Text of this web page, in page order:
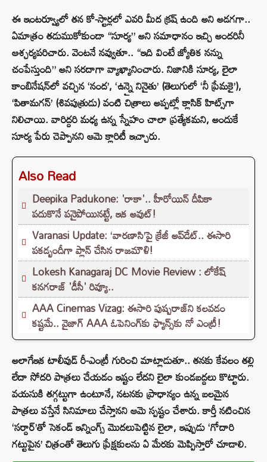
ఈ ఇంటర్వ్యూలో తన కో-స్టార్లలో ఎవరి మీద క్రష్ ఉంది అని అడగగా..
ఏమాత్రం తడుముకోకుండా “సూర్య” అని సమాధానం ఇచ్చి అందరినీ
ఆశ్చర్యపరిచారు. వెంటనే నవ్వుతూ.. “ఇది వింటే జ్యోతిక నన్ను
చంపేస్తుంది” అని సరదాగా వ్యాఖ్యానించారు. నిజానికి సూర్య, లైలా
కాంబినేషన్‌లో వచ్చిన ‘నంద’, ‘ఉన్నై నినైతు’ (తెలుగులో ‘నీ ప్రేమకై’),
‘పితామగన్’ (శివపుత్రుడు) వంటి చిత్రాలు అప్పట్లో క్లాసిక్ హిట్స్‌గా
నిలిచాయి. వారిద్దరి మధ్య ఉన్న స్నేహం చాలా ప్రత్యేకమని, అందుకే
సూర్య పేరు చెప్పానని ఆమె క్లారిటీ ఇచ్చారు.
Also Read
Deepika Padukone: 'రాకా'.. హీరోయిన్ దీపికా
పదుకొనే పనైపోయినట్టే, ఇక అవుట్!
Varanasi Update: ‘వారణాసి’పై క్రేజీ అప్‌డేట్.. ఈసారి
పకడ్బందీగా ప్లాన్ చేసిన రాజమౌళి!
Lokesh Kanagaraj DC Movie Review : లోకేష్
కనగరాజ్ 'డీసీ' రివ్యూ..
AAA Cinemas Vizag: ఈసారి పుష్పరాజ్‌ని కలవడం
కష్టమే.. వైజాగ్ AAA ఓపెనింగ్‌కు ఫ్యాన్స్‌కు నో ఎంట్రీ!
అలాగేఇక టాలీవుడ్ రీ-ఎంట్రీ గురించి మాట్లాడుతూ.. తనకు కేవలం తల్లి
లేదా సోదరి పాత్రలు చేయడం ఇష్టం లేదని లైలా కుండబద్దలు కొట్టారు.
వయసుకి తగ్గట్టుగా ఉంటూనే, నటనకు ప్రాధాన్యం ఉన్న బలమైన
పాత్రలు వస్తేనే సినిమాలు చేస్తానని ఆమె స్పష్టం చేశారు. కార్తీ నటించిన
‘సర్దార్’తో సెకండ్ ఇన్నింగ్స్ మొదలుపెట్టిన లైలా, ఇప్పుడు ‘గోదారి
గట్టుపైన’ చిత్రంతో తెలుగు ప్రేక్షకులను ఏ మేరకు మెప్పిస్తారో చూడాలి.